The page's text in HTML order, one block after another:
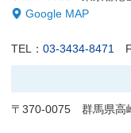
Google MAP
TEL： 03-3434-8471
〒370-0075 群馬県高